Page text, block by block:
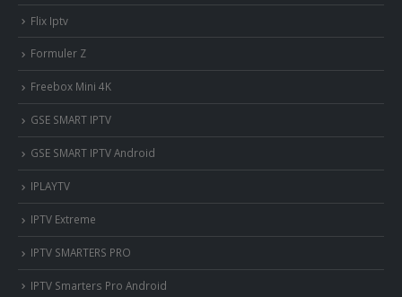
Flix Iptv
Formuler Z
Freebox Mini 4K
‎GSE SMART IPTV
GSE SMART IPTV Android
IPLAYTV
IPTV Extreme
IPTV SMARTERS PRO
IPTV Smarters Pro Android